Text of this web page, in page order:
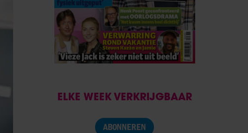
ELKE WEEK VERKRIJGBAAR
ABONNEREN